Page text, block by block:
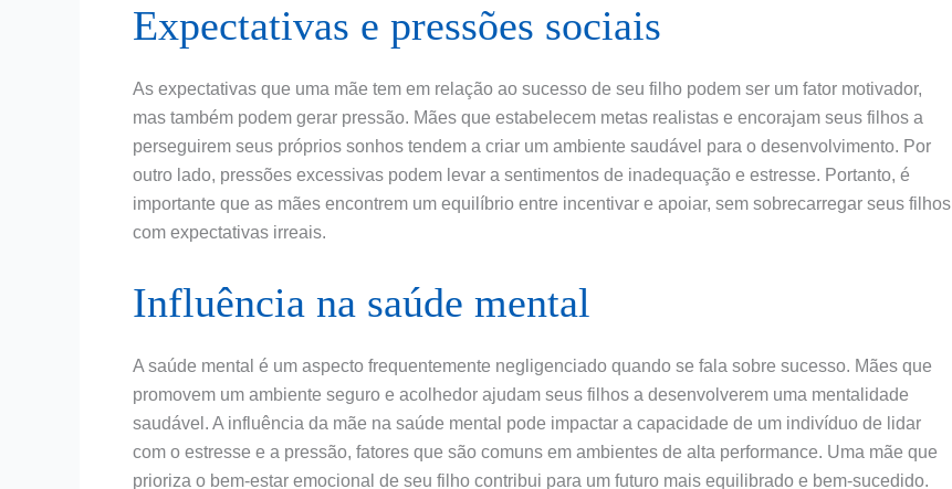
Expectativas e pressões sociais
As expectativas que uma mãe tem em relação ao sucesso de seu filho podem ser um fator motivador,
mas também podem gerar pressão. Mães que estabelecem metas realistas e encorajam seus filhos a
perseguirem seus próprios sonhos tendem a criar um ambiente saudável para o desenvolvimento. Por
outro lado, pressões excessivas podem levar a sentimentos de inadequação e estresse. Portanto, é
importante que as mães encontrem um equilíbrio entre incentivar e apoiar, sem sobrecarregar seus filhos
com expectativas irreais.
Influência na saúde mental
A saúde mental é um aspecto frequentemente negligenciado quando se fala sobre sucesso. Mães que
promovem um ambiente seguro e acolhedor ajudam seus filhos a desenvolverem uma mentalidade
saudável. A influência da mãe na saúde mental pode impactar a capacidade de um indivíduo de lidar
com o estresse e a pressão, fatores que são comuns em ambientes de alta performance. Uma mãe que
prioriza o bem-estar emocional de seu filho contribui para um futuro mais equilibrado e bem-sucedido.